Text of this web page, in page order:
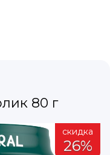
80 г
скидка
26%